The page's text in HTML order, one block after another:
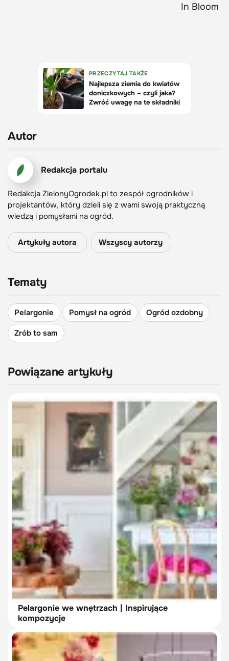
In Bloom
Autor
Redakcja portalu
Redakcja ZielonyOgrodek.pl to zespół ogrodników i
projektantów, który dzieli się z wami swoją praktyczną
wiedzą i pomysłami na ogród.
Artykuły autora Wszyscy autorzy
Tematy
Pelargonie Pomysł na ogród
Ogród ozdobny
Zrób to sam
Powiązane artykuły
Pelargonie we wnętrzach | Inspirujące
kompozycje